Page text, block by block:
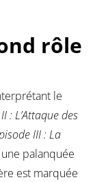
rôle
le
: L’Attaque des
III : La
palanquée
est marquée